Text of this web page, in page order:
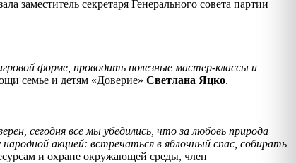
заместитель секретаря Генерального совета партии
форме, проводить полезные мастер-классы и
семье и детям «Доверие» Светлана Яцко.
сегодня все мы убедились, что за любовь природа
акцией: встречаться в яблочный спас, собирать
и охране окружающей среды, член